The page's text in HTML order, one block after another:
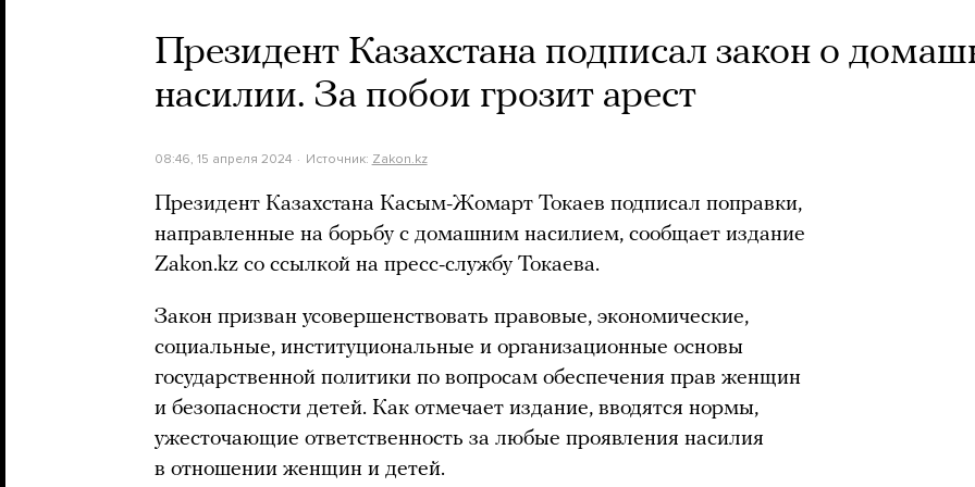
Президент Казахстана подписал закон о
насилии. За побои грозит арест
08:46, 15 апреля 2024 Источник: Zakon.kz
Президент Казахстана Касым-Жомарт Токаев подписал поправки,
направленные на борьбу с домашним насилием, сообщает издание
Zakon.kz со ссылкой на пресс-службу Токаева.
Закон призван усовершенствовать правовые, экономические,
социальные, институциональные и организационные основы
государственной политики по вопросам обеспечения прав женщин
и безопасности детей. Как отмечает издание, вводятся нормы,
ужесточающие ответственность за любые проявления насилия
в отношении женщин и детей.